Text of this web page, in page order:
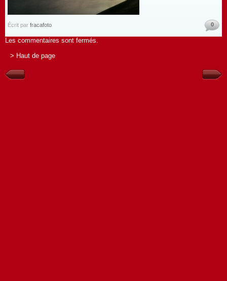
Écrit par fracafoto 0
Les commentaires sont fermés.
> Haut de page